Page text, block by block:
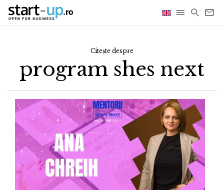
Citește despre
program shes next